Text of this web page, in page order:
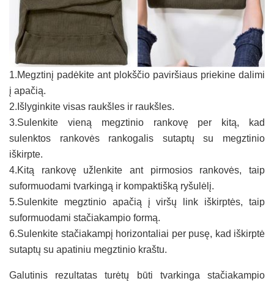
1.Megztinį padėkite ant plokščio paviršiaus priekine dalimi
į apačią.
2.Išlyginkite visas raukšles ir raukšles.
3.Sulenkite vieną megztinio rankovę per kitą, kad
sulenktos rankovės rankogalis sutaptų su megztinio
iškirpte.
4.Kitą rankovę užlenkite ant pirmosios rankovės, taip
suformuodami tvarkingą ir kompaktišką ryšulėlį.
5.Sulenkite megztinio apačią į viršų link iškirptės, taip
suformuodami stačiakampio formą.
6.Sulenkite stačiakampį horizontaliai per pusę, kad iškirptė
sutaptų su apatiniu megztinio kraštu.
Galutinis rezultatas turėtų būti tvarkinga stačiakampio